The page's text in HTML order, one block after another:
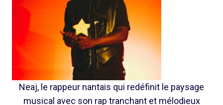
Neaj, le rappeur nantais qui redéfinit le paysage
musical avec son rap tranchant et mélodieux